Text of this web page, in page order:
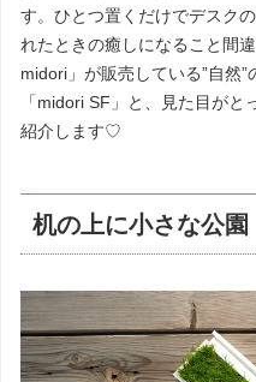
す。ひとつ置くだけでデスク
れたときの癒しになること間
midori」が販売している”自然
「midori SF」と、見た目が
紹介します♡
机の上に小さな公園